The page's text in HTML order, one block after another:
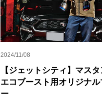
2024/11/08
【ジェットシティ】マスタ
エコブースト用オリジナル
ー